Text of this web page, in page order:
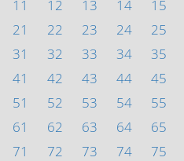
11
12 13 14 15
21
22 23 24 25
31
32 33 34 35
41
42 43 44 45
51
52 53 54 55
61
62 63 64 65
71
72 73 74 75